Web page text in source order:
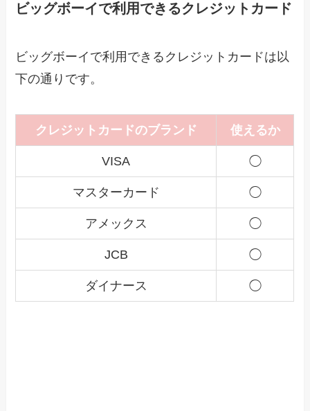
ビッグボーイで利用できるクレジットカード
ビッグボーイで利用できるクレジットカードは以
下の通りです。
クレジットカードのブランド 使えるか
VISA ◯
マスターカード ◯
アメックス ◯
JCB ◯
ダイナース ◯